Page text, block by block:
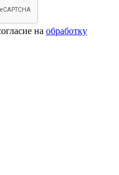
на обработку